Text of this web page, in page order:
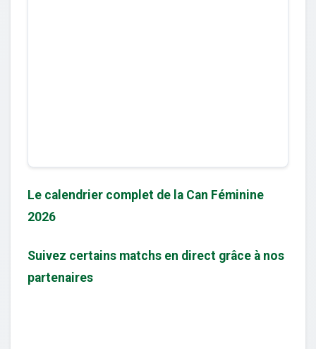
Le calendrier complet de la Can Féminine
2026
Suivez certains matchs en direct grâce à nos
partenaires